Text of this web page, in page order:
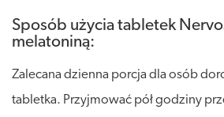
Sposób użycia tabletek
melatoniną:
Zalecana dzienna porcja dla osób
tabletka. Przyjmować pół godziny